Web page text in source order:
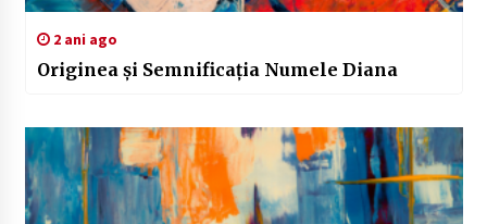
2 ani ago
Originea și Semnificația Numele Diana